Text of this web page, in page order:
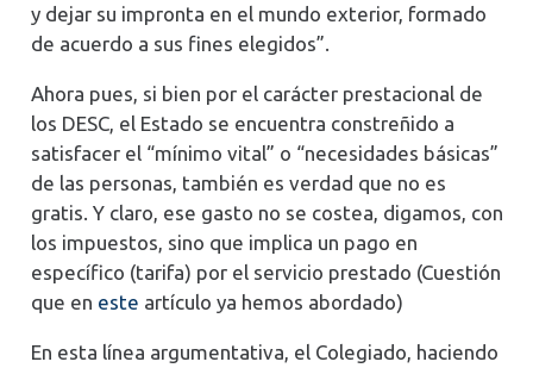
y dejar su impronta en el mundo exterior, formado
de acuerdo a sus fines elegidos”.
Ahora pues, si bien por el carácter prestacional de
los DESC, el Estado se encuentra constreñido a
satisfacer el “mínimo vital” o “necesidades básicas”
de las personas, también es verdad que no es
gratis. Y claro, ese gasto no se costea, digamos, con
los impuestos, sino que implica un pago en
específico (tarifa) por el servicio prestado (Cuestión
que en este artículo ya hemos abordado)
En esta línea argumentativa, el Colegiado, haciendo